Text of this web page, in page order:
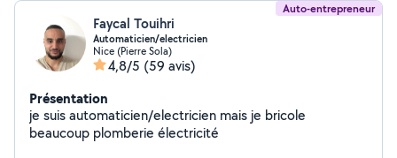
Auto-entrepreneur
Faycal Touihri
Automaticien/electricien
Nice (Pierre Sola)
4,8/5 (59 avis)
Présentation
je suis automaticien/electricien mais je bricole
beaucoup plomberie électricité